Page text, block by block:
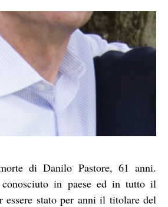
di Danilo Pastore, 61 anni.
conosciuto in paese ed in tutto il
essere stato per anni il titolare del